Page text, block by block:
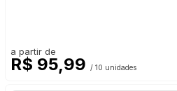
a partir de
R$ 95,99 / 10 unidades